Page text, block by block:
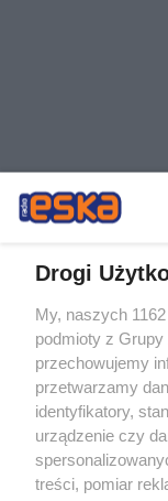
Żaden utwór
rozpowszechniany
tym także
eksploatacji w
Internecie bez
wykorzystanie
tzn. bez właściwej
ścigane prawnie.
Drogi
My, naszych
podmioty z
przechowujemy
przetwarzamy
identyfikatory,
urządzenie czy
treści, pomiar